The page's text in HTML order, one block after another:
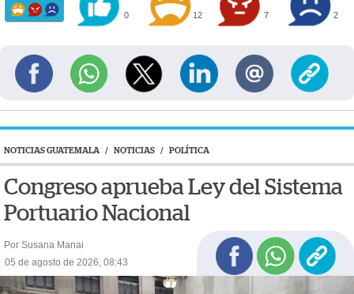
0 12 7 2
NOTICIAS GUATEMALA / NOTICIAS / POLÍTICA
Congreso aprueba Ley del Sistema
Portuario Nacional
Por Susana Manai
05 de agosto de 2026, 08:43